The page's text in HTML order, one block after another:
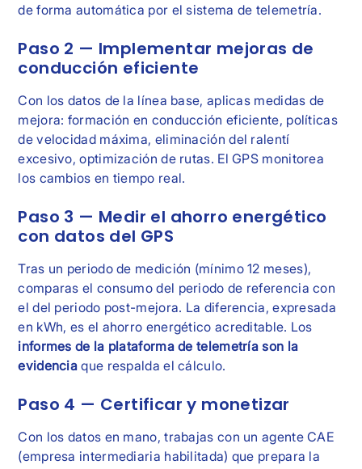
de forma automática por el sistema de telemetría.
Paso 2 — Implementar mejoras de
conducción eficiente
Con los datos de la línea base, aplicas medidas de
mejora: formación en conducción eficiente, políticas
de velocidad máxima, eliminación del ralentí
excesivo, optimización de rutas. El GPS monitorea
los cambios en tiempo real.
Paso 3 — Medir el ahorro energético
con datos del GPS
Tras un periodo de medición (mínimo 12 meses),
comparas el consumo del periodo de referencia con
el del periodo post-mejora. La diferencia, expresada
en kWh, es el ahorro energético acreditable. Los
informes de la plataforma de telemetría son la
evidencia que respalda el cálculo.
Paso 4 — Certificar y monetizar
Con los datos en mano, trabajas con un agente CAE
(empresa intermediaria habilitada) que prepara la